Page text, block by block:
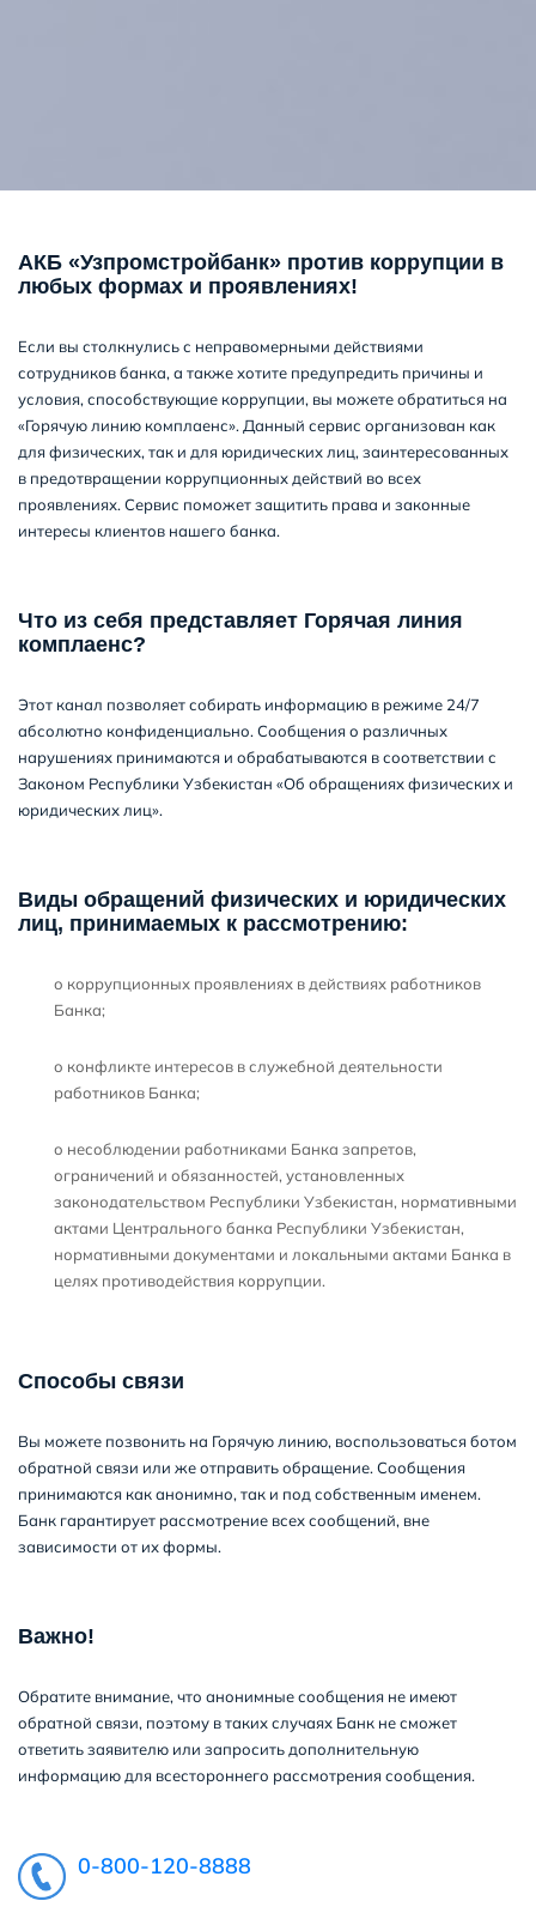
АКБ «Узпромстройбанк» против коррупции в
любых формах и проявлениях!
Если вы столкнулись с неправомерными действиями
сотрудников банка, а также хотите предупредить причины и
условия, способствующие коррупции, вы можете обратиться на
«Горячую линию комплаенс». Данный сервис организован как
для физических, так и для юридических лиц, заинтересованных
в предотвращении коррупционных действий во всех
проявлениях. Сервис поможет защитить права и законные
интересы клиентов нашего банка.
Что из себя представляет Горячая линия
комплаенс?
Этот канал позволяет собирать информацию в режиме 24/7
абсолютно конфиденциально. Сообщения о различных
нарушениях принимаются и обрабатываются в соответствии с
Законом Республики Узбекистан «Об обращениях физических и
юридических лиц».
Виды обращений физических и юридических
лиц, принимаемых к рассмотрению:
о коррупционных проявлениях в действиях работников
Банка;
о конфликте интересов в служебной деятельности
работников Банка;
о несоблюдении работниками Банка запретов,
ограничений и обязанностей, установленных
законодательством Республики Узбекистан, нормативными
актами Центрального банка Республики Узбекистан,
нормативными документами и локальными актами Банка в
целях противодействия коррупции.
Способы связи
Вы можете позвонить на Горячую линию, воспользоваться ботом
обратной связи или же отправить обращение. Сообщения
принимаются как анонимно, так и под собственным именем.
Банк гарантирует рассмотрение всех сообщений, вне
зависимости от их формы.
Важно!
Обратите внимание, что анонимные сообщения не имеют
обратной связи, поэтому в таких случаях Банк не сможет
ответить заявителю или запросить дополнительную
информацию для всестороннего рассмотрения сообщения.
0-800-120-8888